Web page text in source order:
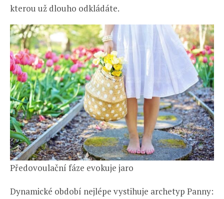
kterou už dlouho odkládáte.
Předovoulační fáze evokuje jaro
Dynamické období nejlépe vystihuje archetyp Panny: